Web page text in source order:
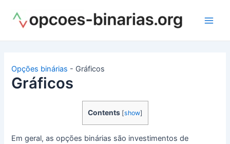
para
Opções binárias - Gráficos
Gráficos
Contents [show]
Em geral, as opções binárias são investimentos de